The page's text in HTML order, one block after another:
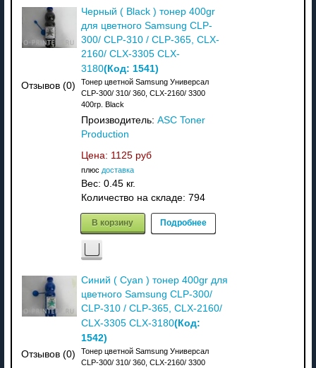
Отзывов (0)
Черный ( Black ) тонер 400gr
для цветного Samsung CLP-
300/ CLP-310 / CLP-365, CLX-
2160/ CLX-3305 CLX-
3180(Код: 1541)
Тонер цветной Samsung Универсал
CLP-300/ 310/ 360, CLX-2160/ 3300
400гр. Black
Производитель: ASC Toner
Production
Цена: 1125 руб
плюс доставка
Вес: 0.45 кг.
Количество на складе: 794
В корзину Подробнее
Отзывов (0)
Синий ( Cyan ) тонер 400gr для
цветного Samsung CLP-300/
CLP-310 / CLP-365, CLX-2160/
CLX-3305 CLX-3180(Код:
1542)
Тонер цветной Samsung Универсал
CLP-300/ 310/ 360, CLX-2160/ 3300